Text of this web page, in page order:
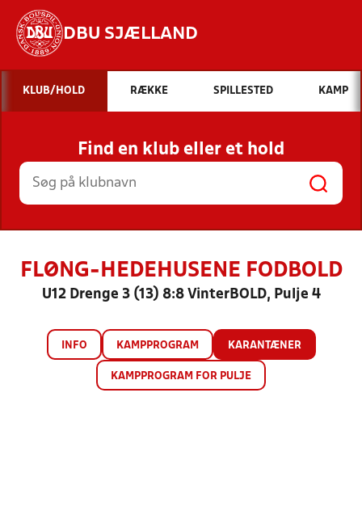
DBU SJÆLLAND
Hvad vil du søge efter?
INDHOLD OG NYHEDER
STILLINGER, RESULTATER, KLUBBER OG
HOLD
KLUB/HOLD RÆKKE SPILLESTED KAMP
Find en klub eller et hold
FLØNG-HEDEHUSENE FODBOLD
U12 Drenge 3 (13) 8:8 VinterBOLD, Pulje 4
INFO KAMPPROGRAM KARANTÆNER
KAMPPROGRAM FOR PULJE